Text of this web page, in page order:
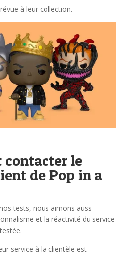
à leur collection.
contacter le
de Pop in a
tests, nous aimons aussi
et la réactivité du service
service à la clientèle est